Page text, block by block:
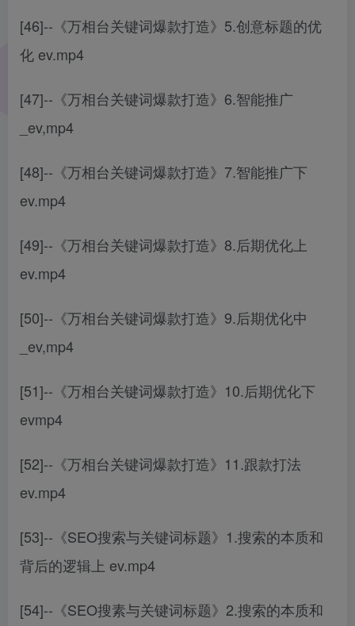
[46]--《万相台关键词爆款打造》5.创意标题的优
化 ev.mp4
[47]--《万相台关键词爆款打造》6.智能推广
_ev,mp4
[48]--《万相台关键词爆款打造》7.智能推广下
ev.mp4
[49]--《万相台关键词爆款打造》8.后期优化上
ev.mp4
[50]--《万相台关键词爆款打造》9.后期优化中
_ev,mp4
[51]--《万相台关键词爆款打造》10.后期优化下
evmp4
[52]--《万相台关键词爆款打造》11.跟款打法
ev.mp4
[53]--《SEO搜索与关键词标题》1.搜索的本质和
背后的逻辑上 ev.mp4
[54]--《SEO搜素与关键词标题》2.搜索的本质和